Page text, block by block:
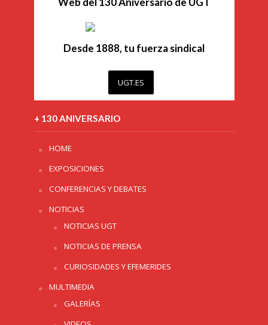
Desde 1888, tu fuerza sindical
UGT.ES
+ 130 ANIVERSARIO
HOME
EXPOSICIONES
CONFERENCIAS Y DEBATES
NOTICIAS
NOTICIAS UGT
NOTICIAS DE PRENSA
CURIOSIDADES Y EFEMERIDES
MULTIMEDIA
GALERÍAS